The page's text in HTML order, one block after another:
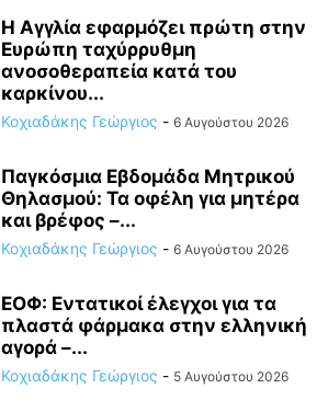
Η Αγγλία εφαρμόζει πρώτη στην
Ευρώπη ταχύρρυθμη
ανοσοθεραπεία κατά του
καρκίνου...
Κοχιαδάκης Γεώργιος - 6 Αυγούστου 2026
Παγκόσμια Εβδομάδα Μητρικού
Θηλασμού: Τα οφέλη για μητέρα
και βρέφος –...
Κοχιαδάκης Γεώργιος - 6 Αυγούστου 2026
ΕΟΦ: Εντατικοί έλεγχοι για τα
πλαστά φάρμακα στην ελληνική
αγορά –...
Κοχιαδάκης Γεώργιος - 5 Αυγούστου 2026